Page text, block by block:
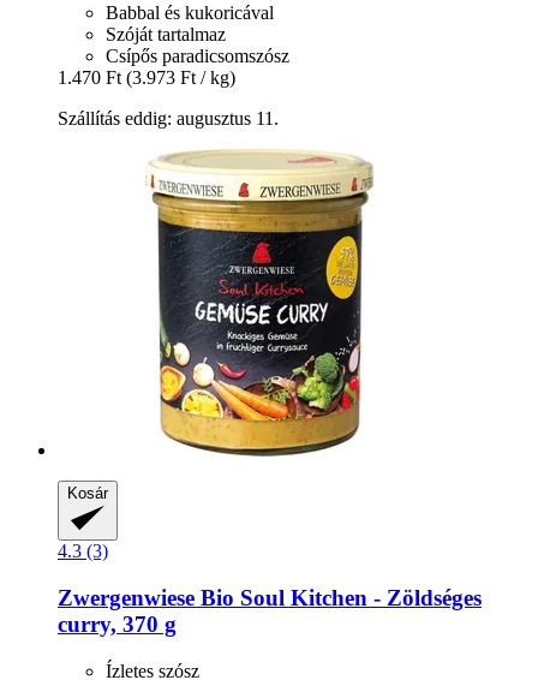
Babbal és kukoricával
Szóját tartalmaz
Csípős paradicsomszósz
1.470 Ft (3.973 Ft / kg)
Szállítás eddig: augusztus 11.
Kosár
4.3 (3)
Zwergenwiese Bio Soul Kitchen -​ Zöldséges
curry, 370 g
Ízletes szósz